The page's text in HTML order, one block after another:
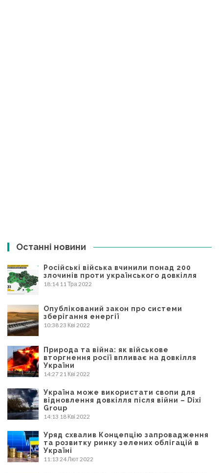
Останні новини
Російські війська вчинили понад 200
злочинів проти українського довкілля
18:14 11 Тра 2022
Опублікований закон про системи
зберігання енергії
10:3823 Кві 2022
Природа та війна: як військове
вторгнення росії впливає на довкілля
України
14:2721 Кві 2022
Україна може використати свопи для
відновлення довкілля після війни – Dixi
Group
14:13 18 Кві 2022
Уряд схвалив Концепцію запровадження
та розвитку ринку зелених облігацій в
Україні
11:13 24 Лют 2022